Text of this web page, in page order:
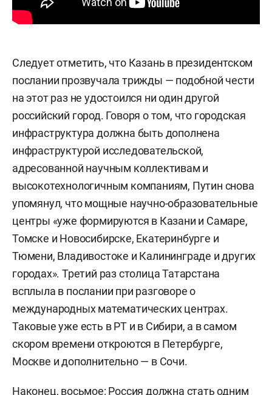
Следует отметить, что Казань в президентском
послании прозвучала трижды — подобной чести
на этот раз не удостоился ни один другой
российский город. Говоря о том, что городская
инфраструктура должна быть дополнена
инфраструктурой исследовательской,
адресованной научным коллективам и
высокотехнологичным компаниям, Путин снова
упомянул, что мощные научно-образовательные
центры «уже формируются в Казани и Самаре,
Томске и Новосибирске, Екатеринбурге и
Тюмени, Владивостоке и Калининграде и других
городах». Третий раз столица Татарстана
всплыла в послании при разговоре о
международных математических центрах.
Таковые уже есть в РТ и в Сибири, а в самом
скором времени откроются в Петербурге,
Москве и дополнительно — в Сочи.
Наконец, восьмое: Россия должна стать одним